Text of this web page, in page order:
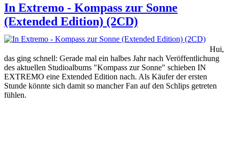
In Extremo - Kompass zur Sonne
(Extended Edition) (2CD)
Hui,
das ging schnell: Gerade mal ein halbes Jahr nach Veröffentlichung
des aktuellen Studioalbums "Kompass zur Sonne" schieben IN
EXTREMO eine Extended Edition nach. Als Käufer der ersten
Stunde könnte sich damit so mancher Fan auf den Schlips getreten
fühlen.